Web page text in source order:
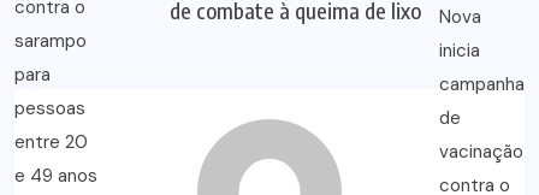
de combate à queima de lixo